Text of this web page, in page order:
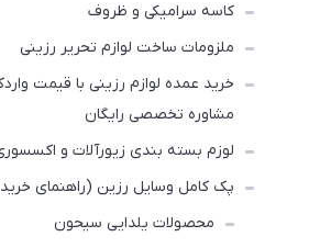
کاسه سرامیکی و ظروف
ملزومات ساخت لوازم‌ تحریر رزینی
خرید عمده لوازم رزینی با قیمت
مشاوره تخصصی رایگان
لوزم بسته بندی زیورآلات و
پک کامل وسایل رزین (راهنمای
محصولات یلدایی سیحون